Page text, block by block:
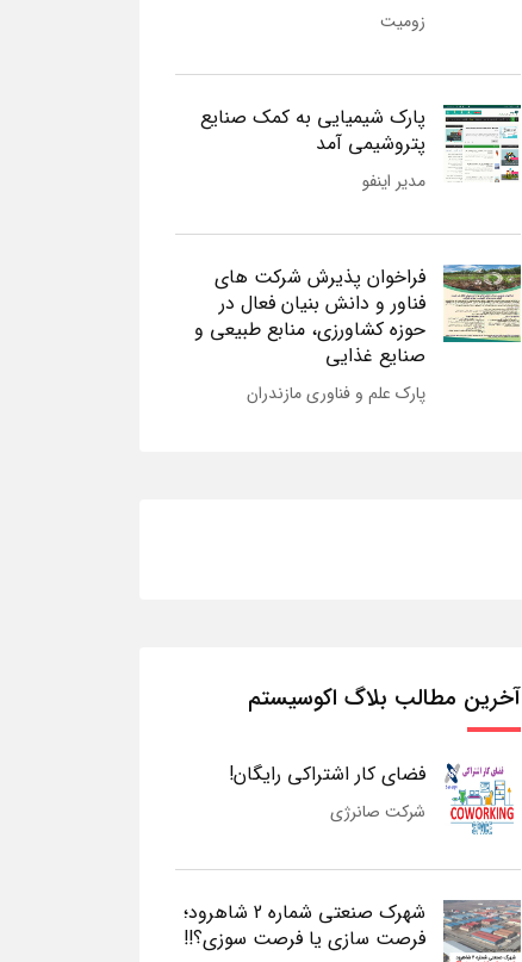
زومیت
پارک شیمیایی به کمک صنایع
پتروشیمی آمد
مدیر اینفو
فراخوان پذیرش شرکت های
فناور و دانش بنیان فعال در
حوزه کشاورزی، منابع طبیعی و
صنایع غذایی
پارک علم و فناوری مازندران
آخرین مطالب بلاگ اکوسیستم
فضای کار اشتراکی رایگان!
شرکت صانرژی
شهرک صنعتی شماره 2 شاهرود؛
فرصت سازی یا فرصت سوزی؟!!